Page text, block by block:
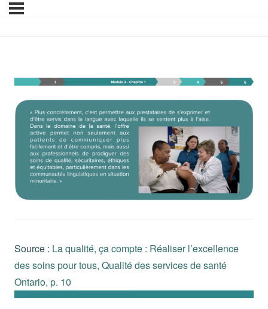
Module 2 – Chapitre 1
Source : La qualité, ça compte : Réaliser l’excellence
des soins pour tous, Qualité des services de santé
Ontario, p. 10